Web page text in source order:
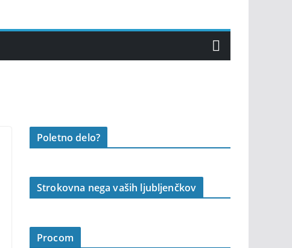
Poletno delo?
Strokovna nega vaših ljubljenčkov
Procom